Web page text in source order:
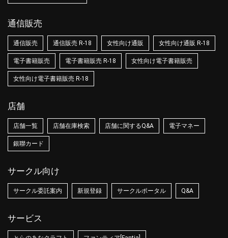
通信販売
通信販売 通信販売 R-18 女性向け通販 女性向け通販 R-18
電子書籍販売 電子書籍販売 R-18 女性向け電子書籍販売
女性向け電子書籍販売 R-18
店舗
店舗一覧 店舗在庫検索 店舗に関するQ&A 電子マネー
銀聯カード
サークル向け
サークル委託案内 新規登録 サークルポータル Q&A
サービス